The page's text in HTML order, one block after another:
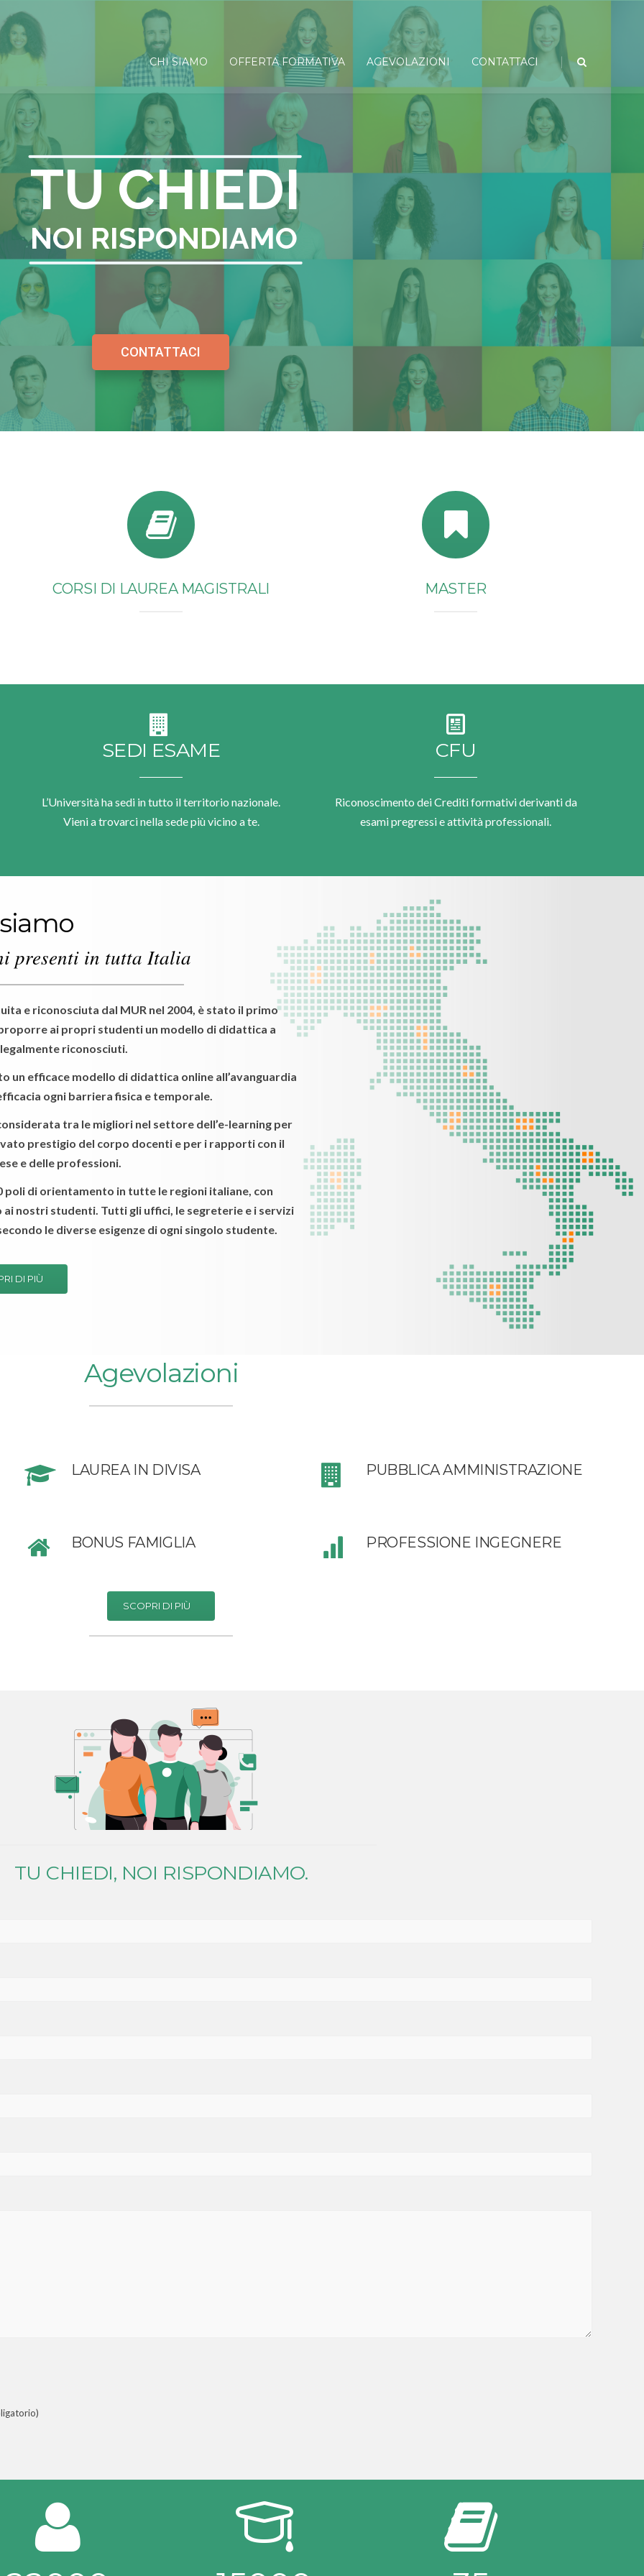
CHI SIAMO OFFERTA FORMATIVA AGEVOLAZIONI CONTATTACI |
CORSI DI LAUREA MAGISTRALI MASTER
SEDI ESAME
L’Università ha sedi in tutto il territorio nazionale.
Vieni a trovarci nella sede più vicino a te.
CFU
Riconoscimento dei Crediti formativi derivanti da
esami pregressi e attività professionali.
presenti in tutta Italia
e riconosciuta dal MUR nel 2004, è stato il primo
ai propri studenti un modello di didattica a
riconosciuti.
un efficace modello di didattica online all’avanguardia
ogni barriera fisica e temporale.
tra le migliori nel settore dell’e-learning per
prestigio del corpo docenti e per i rapporti con il
e delle professioni.
poli di orientamento in tutte le regioni italiane, con
nostri studenti. Tutti gli uffici, le segreterie e i servizi
le diverse esigenze di ogni singolo studente.
DI PIÙ
Agevolazioni
LAUREA IN DIVISA PUBBLICA AMMINISTRAZIONE
BONUS FAMIGLIA PROFESSIONE INGEGNERE
SCOPRI DI PIÙ
TU CHIEDI, NOI RISPONDIAMO.